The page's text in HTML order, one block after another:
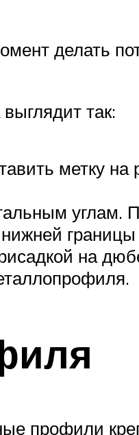
делать
так:
метку на
углам.
нижней
на
профили